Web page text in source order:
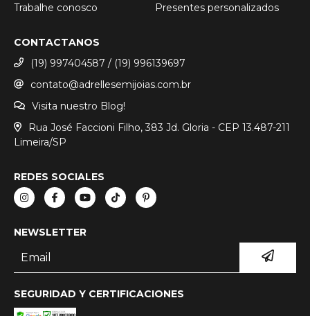
Trabalhe conosco Presentes personalizados
CONTACTANOS
(19) 997404587 / (19) 996139697
contato@adrellesemijoias.com.br
Visita nuestro Blog!
Rua José Faccioni Filho, 383 Jd. Gloria - CEP 13.487-211
Limeira/SP
REDES SOCIALES
NEWSLETTER
SEGURIDAD Y CERTIFICACIONES